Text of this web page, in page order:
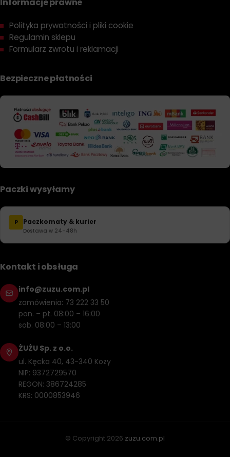
Informacje prawne
Polityka prywatności i pliki cookie
Regulamin sklepu
Formularz zwrotu i reklamacji
Bezpieczne płatności
Paczki wysyłamy
P Paczkomaty & kurier
Dostawa w 24–48h
Kontakt i obsługa
info@zuzu.com.pl
zamówienia: 73 222 33 50
pon. – pt. 08:00 – 16:00
sob. 08:00 – 13:00
ŻUŻU Sp. z o.o.
ul. Kęcka 40, 43-340 Kozy
NIP: 9372729570
REGON: 386724285
KRS: 0000853946
© Copyright 2026 zuzu.com.pl